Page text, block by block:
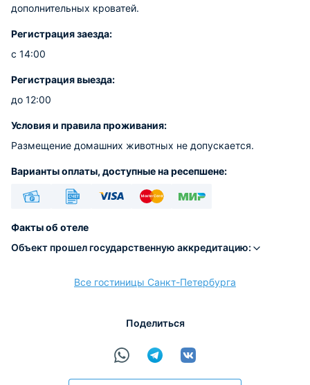
дополнительных кроватей.
Регистрация заезда:
с 14:00
Регистрация выезда:
до 12:00
Условия и правила проживания:
Размещение домашних животных не допускается.
Варианты оплаты, доступные на ресепшене:
расчёт
Факты об отеле
Объект прошел государственную аккредитацию:
Все гостиницы Санкт-Петербурга
Поделиться